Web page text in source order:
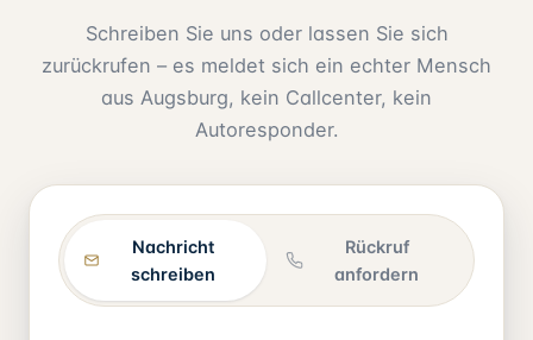
Schreiben Sie uns oder lassen Sie sich
zurückrufen – es meldet sich ein echter Mensch
aus Augsburg, kein Callcenter, kein
Autoresponder.
Nachricht
schreiben
Rückruf
anfordern